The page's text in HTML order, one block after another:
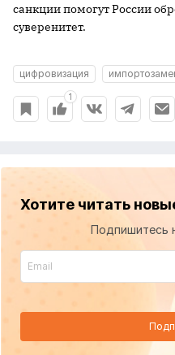
санкции помогут России
суверенитет.
цифровизация
1
Хотите читать
Подпишитесь